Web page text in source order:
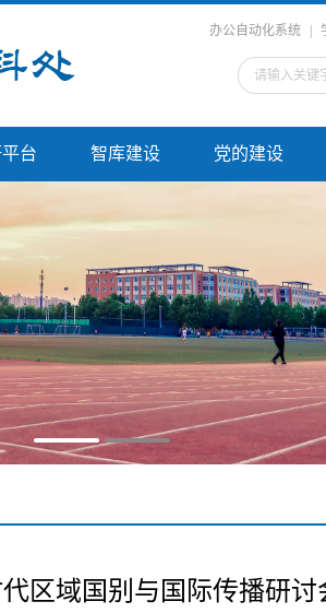
办公自动化系统
台 智库建设 党的建设
区域国别与国际传播研讨